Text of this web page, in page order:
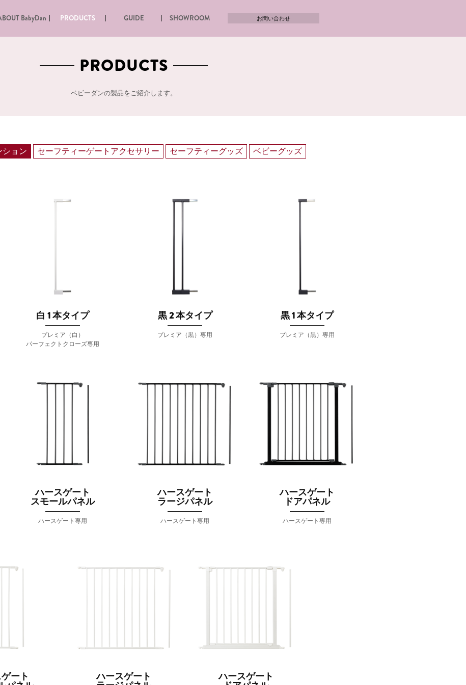
BabyDan PRODUCTS GUIDE SHOWROOM お問い合わせ
PRODUCTS
ベビーダンの製品をご紹介します。
ション セーフティーゲートアクセサリー セーフティーグッズ ベビーグッズ
白 1 本タイプ
プレミア（白）
パーフェクトクローズ専用
黒 2 本タイプ
プレミア（黒）専用
黒 1 本タイプ
プレミア（黒）専用
ハースゲート
スモールパネル
ハースゲート専用
ハースゲート
ラージパネル
ハースゲート専用
ハースゲート
ドアパネル
ハースゲート専用
ート ハースゲート ハースゲート